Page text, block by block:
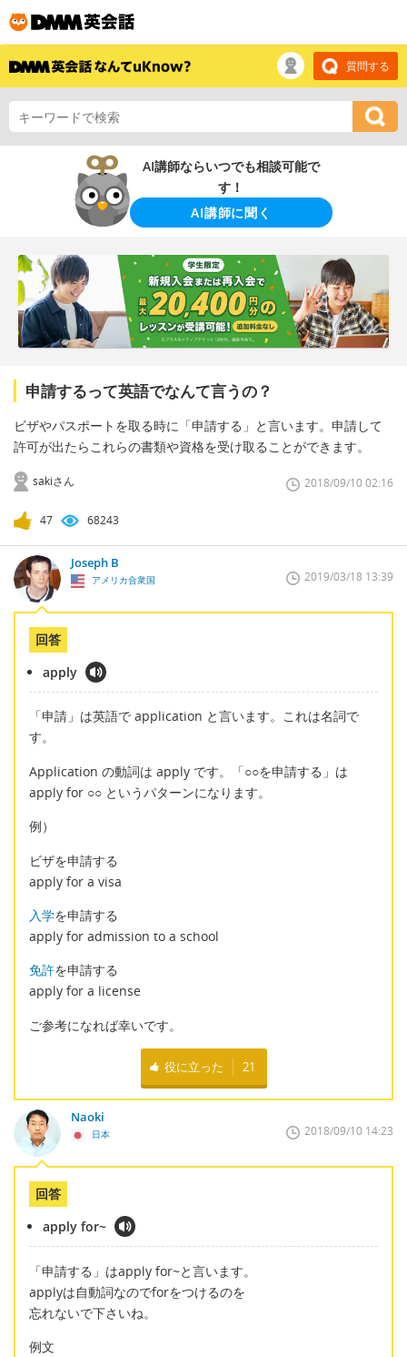
質問する
AI講師ならいつでも相談可能で
す！
AI講師に聞く
申請するって英語でなんて言うの？
ビザやパスポートを取る時に「申請する」と言います。申請して
許可が出たらこれらの書類や資格を受け取ることができます。
sakiさん 2018/09/10 02:16
47 68243
Joseph B
アメリカ合衆国 2019/03/18 13:39
回答
apply
「申請」は英語で application と言います。これは名詞で
す。
Application の動詞は apply です。「○○を申請する」は
apply for ○○ というパターンになります。
例）
ビザを申請する
apply for a visa
入学を申請する
apply for admission to a school
免許を申請する
apply for a license
ご参考になれば幸いです。
役に立った 21
Naoki
日本 2018/09/10 14:23
回答
apply for~
「申請する」はapply for~と言います。
applyは自動詞なのでforをつけるのを
忘れないで下さいね。
例文